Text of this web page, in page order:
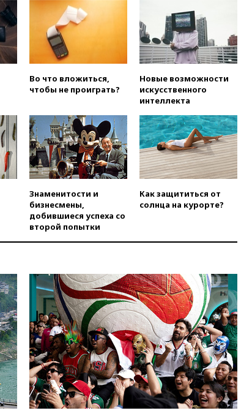
вчера, 20:20
Третий комплект
золотых медалей выиграли на
ЧЕ российские синхронистки
вчера, 20:15ТАСС: жизни
после взрыва ничего не
угрожает
вчера, 20:08По всей Грузии
снова отключилось
электричество
вчера, 20:00Зеленский связал
дефицит ракет с попыткой
Запада принудить Киев к
вчера, 19:45 Памфилова: ЦИК
примет беспрецедентные
выборов
партийных списков на выборах
в Госдуму
вчера, 19:25Путин
прокомментировал первый
номер «Единой России» в
бюллетене
вчера, 19:15 Путин обсудил с
Памфиловой подготовку к
единому дню голосования
вчера, 18:56Wildberries
Во что вложиться,
чтобы не проиграть?
Новые возможности
искусственного
интеллекта
Знаменитости и
бизнесмены,
добившиеся успеха со
второй попытки
Как защититься от
солнца на курорте?